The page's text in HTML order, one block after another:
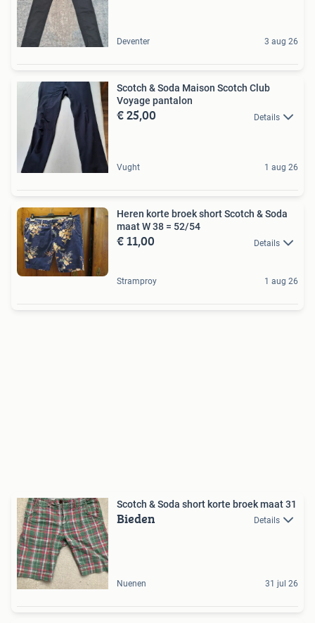
Deventer 3 aug 26
Scotch & Soda Maison Scotch Club
Voyage pantalon
€ 25,00 Details
Vught 1 aug 26
Heren korte broek short Scotch & Soda
maat W 38 = 52/54
€ 11,00 Details
Stramproy 1 aug 26
Scotch & Soda short korte broek maat 31
Bieden Details
Nuenen 31 jul 26